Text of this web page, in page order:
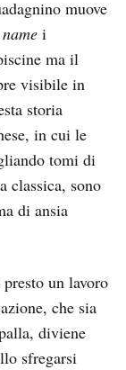
muove
i
ma il
visibile in
storia
in cui le
tomi di
classica, sono
di ansia
un lavoro
che sia
diviene
sfregarsi